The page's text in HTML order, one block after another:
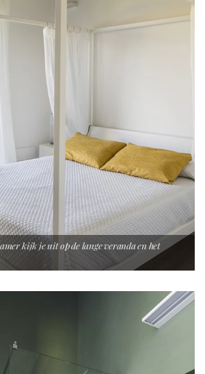
kijk je uit op de lange veranda en het